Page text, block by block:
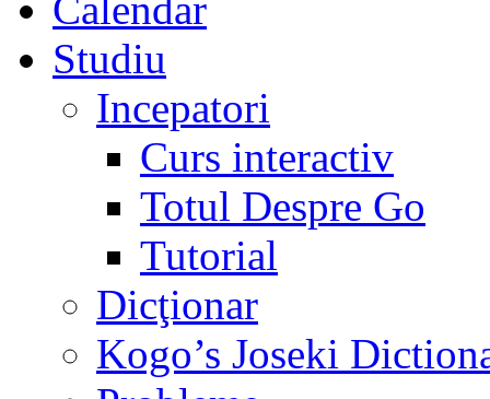
Calendar
Studiu
Incepatori
Curs interactiv
Totul Despre Go
Tutorial
Dicţionar
Kogo’s Joseki